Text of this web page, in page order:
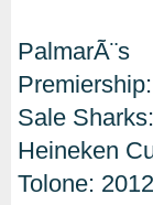
PalmarÃ¨s
Sale
Heineken
Tolone: